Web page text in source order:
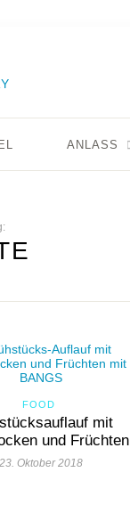
ANLASS
FOOD
mit
und Früchten
23. Oktober 2018